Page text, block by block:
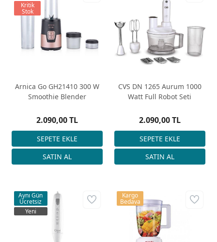
Arnica Go GH21410 300 W
Smoothie Blender
2.090,00 TL
Kritik
Stok
CVS DN 1265 Aurum 1000
Watt Full Robot Seti
2.090,00 TL
Aynı Gün
Ücretsiz
Yeni
Kargo
Bedava